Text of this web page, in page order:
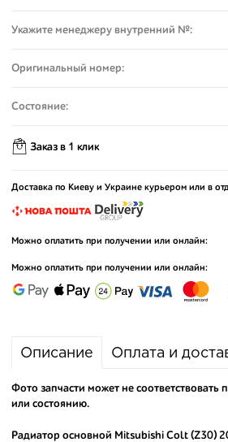
Укажите менеджеру внутренний №:
Оригинальный номер:
Состояние:
Заказ в 1 клик
Доставка по Киеву и Украине курьером или в
Можно оплатить при получении или онлайн:
Можно оплатить при получении или онлайн:
Описание Оплата и
Фото запчасти может не соответствовать
или состоянию.
Радиатор основной Mitsubishi Colt (Z30)